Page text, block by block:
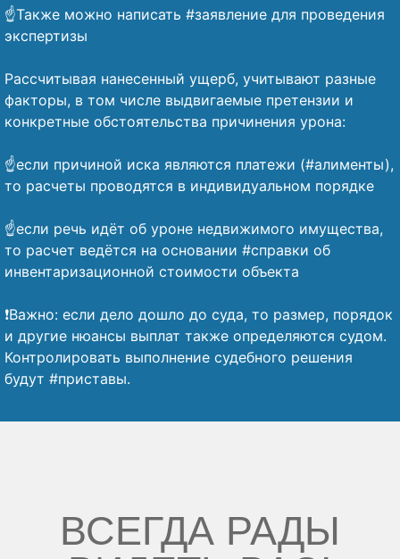
☝️Также можно написать #заявление для проведения
экспертизы
Рассчитывая нанесенный ущерб, учитывают разные
факторы, в том числе выдвигаемые претензии и
конкретные обстоятельства причинения урона:
☝️если причиной иска являются платежи (#алименты),
то расчеты проводятся в индивидуальном порядке
☝️если речь идёт об уроне недвижимого имущества,
то расчет ведётся на основании #справки об
инвентаризационной стоимости объекта
❗Важно: если дело дошло до суда, то размер, порядок
и другие нюансы выплат также определяются судом.
Контролировать выполнение судебного решения
будут #приставы.
ВСЕГДА РАДЫ